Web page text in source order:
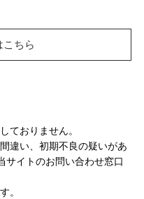
ちら
ておりません。
違い、初期不良の疑いがあ
サイトのお問い合わせ窓口
。